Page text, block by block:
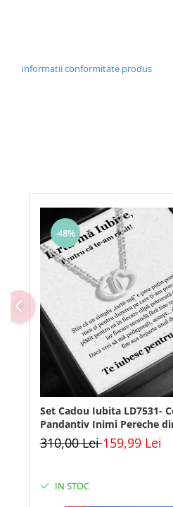
Informatii conformitate produs
-48%
Set Cadou Iubita LD7531-
Pandantiv Inimi Pereche din Argint
925 placat cu rodiu, Cutie
Felicitare
310,00 Lei159,99 Lei
IN STOC